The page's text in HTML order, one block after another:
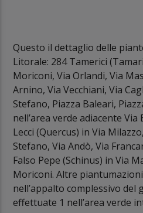
Questo il dettaglio delle
Litorale: 284 Tamerici
Moriconi, Via Orlandi, Via
Arnino, Via Vecchiani, Via
Stefano, Piazza Baleari,
nell’area verde adiacente
Lecci (Quercus) in Via
Stefano, Via Andò, Via
Falso Pepe (Schinus) in Via
Moriconi. Altre
nell’appalto complessivo del
effettuate 1 nell’area verde